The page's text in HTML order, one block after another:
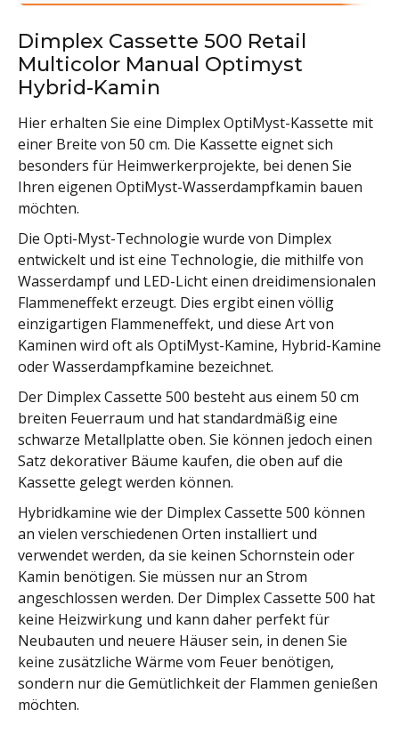
Dimplex Cassette 500 Retail
Multicolor Manual Optimyst
Hybrid-Kamin
Hier erhalten Sie eine Dimplex OptiMyst-Kassette mit
einer Breite von 50 cm. Die Kassette eignet sich
besonders für Heimwerkerprojekte, bei denen Sie
Ihren eigenen OptiMyst-Wasserdampfkamin bauen
möchten.
Die Opti-Myst-Technologie wurde von Dimplex
entwickelt und ist eine Technologie, die mithilfe von
Wasserdampf und LED-Licht einen dreidimensionalen
Flammeneffekt erzeugt. Dies ergibt einen völlig
einzigartigen Flammeneffekt, und diese Art von
Kaminen wird oft als OptiMyst-Kamine, Hybrid-Kamine
oder Wasserdampfkamine bezeichnet.
Der Dimplex Cassette 500 besteht aus einem 50 cm
breiten Feuerraum und hat standardmäßig eine
schwarze Metallplatte oben. Sie können jedoch einen
Satz dekorativer Bäume kaufen, die oben auf die
Kassette gelegt werden können.
Hybridkamine wie der Dimplex Cassette 500 können
an vielen verschiedenen Orten installiert und
verwendet werden, da sie keinen Schornstein oder
Kamin benötigen. Sie müssen nur an Strom
angeschlossen werden. Der Dimplex Cassette 500 hat
keine Heizwirkung und kann daher perfekt für
Neubauten und neuere Häuser sein, in denen Sie
keine zusätzliche Wärme vom Feuer benötigen,
sondern nur die Gemütlichkeit der Flammen genießen
möchten.